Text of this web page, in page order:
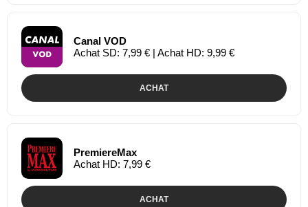
Canal VOD
Achat SD: 7,99 € | Achat HD: 9,99 €
ACHAT
PremiereMax
Achat HD: 7,99 €
ACHAT